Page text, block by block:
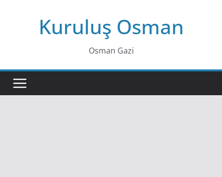
Kuruluş Osman
Osman Gazi